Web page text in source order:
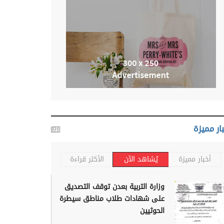
مميزة
أخبار مميزة يُشاهد الآن الأكثر قراءة
وزارة التربية بعدن توقف التصديق
على شهادات طلاب مناطق سيطرة
الحوثيين